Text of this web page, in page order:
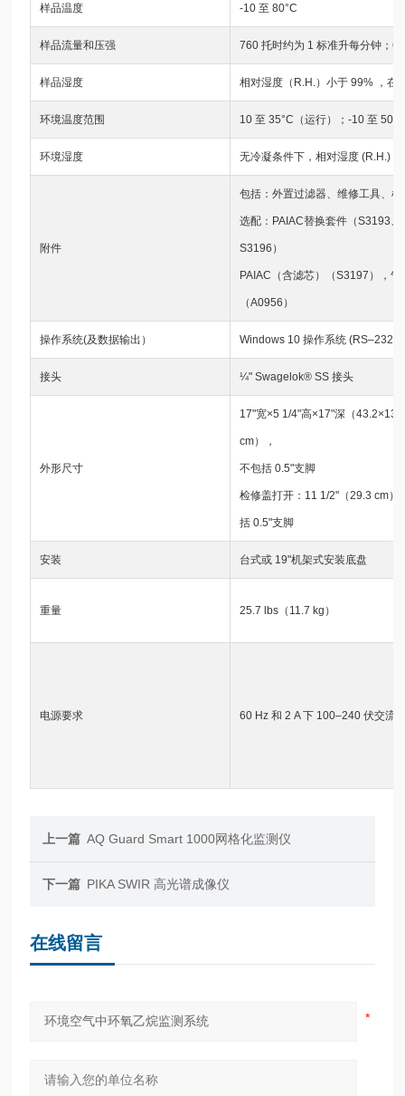
样品温度 -10 至 80°C
样品流量和压强 760 托时约为 1 标准升每分钟；
样品湿度 相对湿度（R.H.）小于 99% ，在
环境温度范围 10 至 35°C（运行）；-10 至
环境湿度 无冷凝条件下，相对湿度 (R.H.)
附件
包括：外置过滤器、维修工具、
选配：PAIAC替换套件（S3193、
S3196）
PAIAC（含滤芯）（S3197），气
（A0956）
操作系统(及数据输出） Windows 10 操作系统 (RS–232
接头 ¼" Swagelok® SS 接头
外形尺寸
17"宽×5 1/4"高×17"深（
cm），
不包括 0.5"支脚
检修盖打开：11 1/2"（29.3 cm）
括 0.5"支脚
安装 台式或 19"机架式安装底盘
重量 25.7 lbs（11.7 kg）
电源要求 60 Hz 和 2 A 下 100–240 伏交流
上一篇 AQ Guard Smart 1000网格化监测仪
下一篇 PIKA SWIR 高光谱成像仪
在线留言